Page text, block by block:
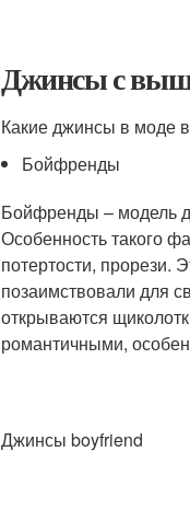
Джинсы с
Какие джинсы в моде
Бойфренды
Бойфренды – модель
Особенность такого
потертости, прорези.
позаимствовали для
открываются
романтичными,
Джинсы boyfriend